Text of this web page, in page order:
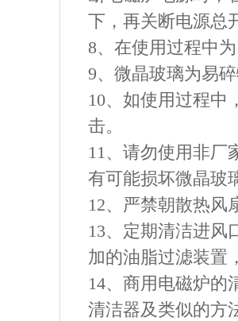
下，再关断电源总
8、在使用过程中
9、微晶玻璃为易
10、如使用过程中
击。
11、请勿使用非厂
有可能损坏微晶玻
12、严禁朝散热风
13、定期清洁进风
加的油脂过滤装置
14、商用电磁炉的
清洁器及类似的方